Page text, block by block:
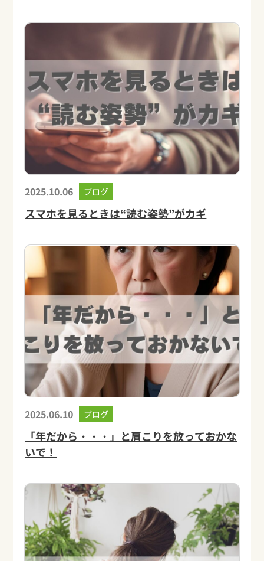
2025.10.06 ブログ
スマホを見るときは“読む姿勢”がカギ
2025.06.10 ブログ
「年だから・・・」と肩こりを放っておかな
いで！